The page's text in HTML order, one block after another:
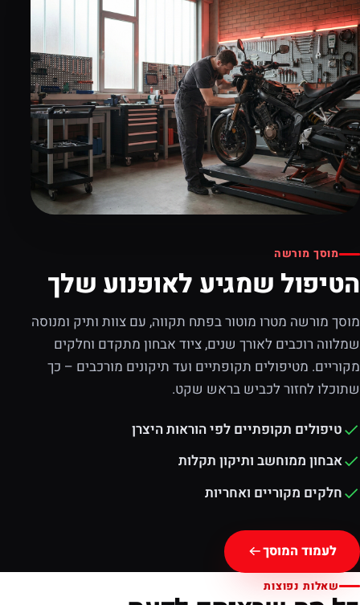
מוסך מורשה
הטיפול שמגיע לאופנוע שלך
מוסך מורשה מטרו מוטור בפתח תקווה, עם צוות ותיק ומנוסה
שמלווה רוכבים לאורך שנים, ציוד אבחון מתקדם וחלקים
מקוריים. מטיפולים תקופתיים ועד תיקונים מורכבים – כך
שתוכלו לחזור לכביש בראש שקט.
טיפולים תקופתיים לפי הוראות היצרן
אבחון ממוחשב ותיקון תקלות
חלקים מקוריים ואחריות
לעמוד המוסך
שאלות נפוצות